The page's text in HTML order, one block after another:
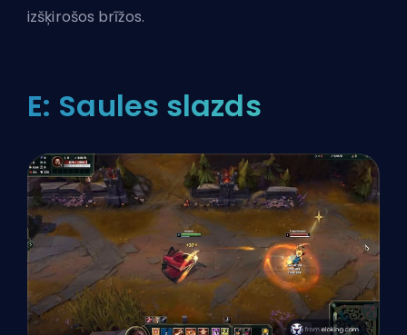
izšķirošos brīžos.
E: Saules slazds